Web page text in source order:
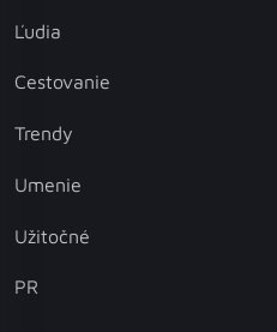
Ľudia
Cestovanie
Trendy
Umenie
Užitočné
PR